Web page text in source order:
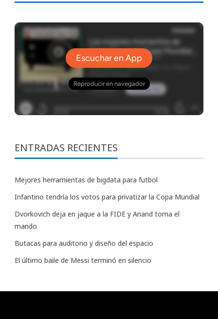
ENTRADAS RECIENTES
Mejores herramientas de bigdata para futbol
Infantino tendría los votos para privatizar la Copa Mundial
Dvorkovich deja en jaque a la FIDE y Anand toma el
mando
Butacas para auditorio y diseño del espacio
El último baile de Messi terminó en silencio